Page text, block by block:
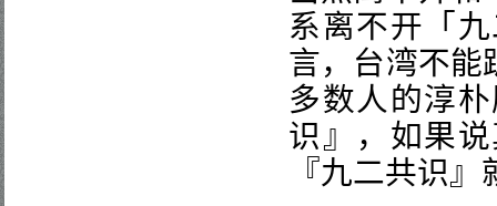
系离不开「
言，台湾不能
多数人的淳
识』，如果
『九二共识